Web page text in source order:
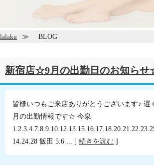
lalaku BLOG
新宿店☆9月の出勤日のお知ら
皆様いつもご来店ありがとうございます♪ 遅
月の出勤情報です☆ 今泉
14.24.28 飯田 5.6 ... [ 続きを読む ]